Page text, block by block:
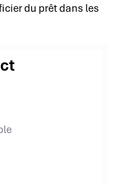
du prêt dans les